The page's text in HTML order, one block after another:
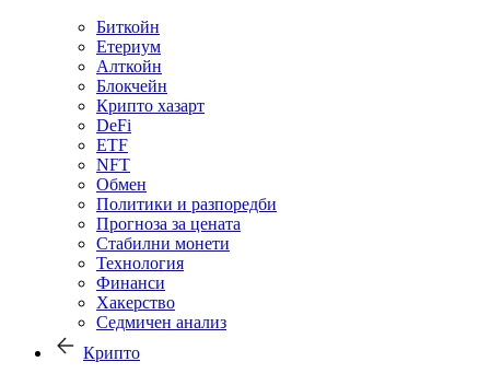
Биткойн
Етериум
Алткойн
Блокчейн
Крипто хазарт
DeFi
ETF
NFT
Обмен
Политики и разпоредби
Прогноза за цената
Стабилни монети
Технология
Финанси
Хакерство
Седмичен анализ
Крипто